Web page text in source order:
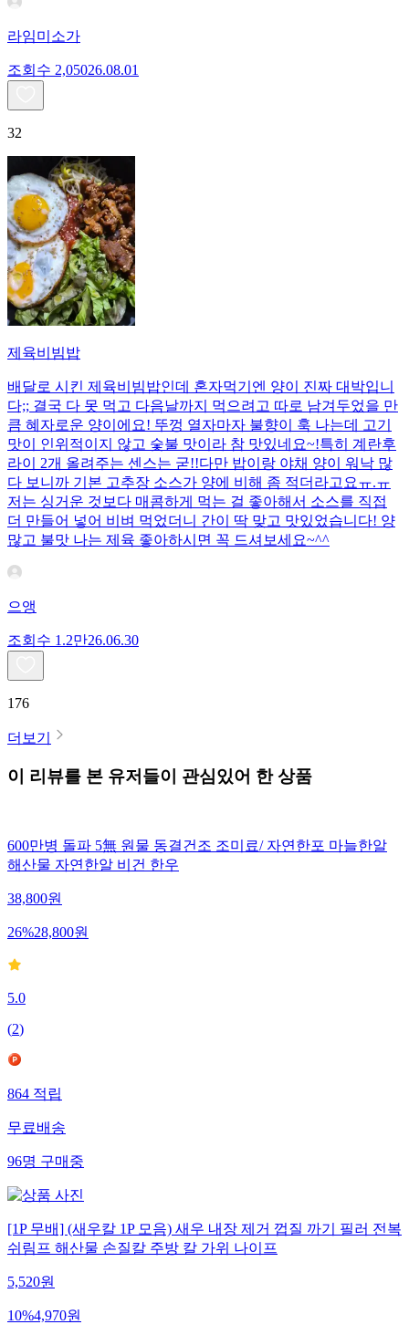
라임미소가
조회수 2,05026.08.01
32
제육비빔밥
배달로 시킨 제육비빔밥인데 혼자먹기엔 양이 진짜 대박입니
다;; 결국 다 못 먹고 다음날까지 먹으려고 따로 남겨두었을 만
큼 혜자로운 양이에요! 뚜껑 열자마자 불향이 훅 나는데 고기
맛이 인위적이지 않고 숯불 맛이라 참 맛있네요~!특히 계란후
라이 2개 올려주는 센스는 굳!! ​다만 밥이랑 야채 양이 워낙 많
다 보니까 기본 고추장 소스가 양에 비해 좀 적더라고요ㅠ.ㅠ
저는 싱거운 것보다 매콤하게 먹는 걸 좋아해서 소스를 직접
더 만들어 넣어 비벼 먹었더니 간이 딱 맞고 맛있었습니다! 양
많고 불맛 나는 제육 좋아하시면 꼭 드셔보세요~^^
으앵
조회수 1.2만26.06.30
176
더보기
이 리뷰를 본 유저들이 관심있어 한 상품
600만병 돌파 5無 원물 동결건조 조미료/ 자연한포 마늘한알
해산물 자연한알 비건 한우
38,800원
26%28,800원
5.0
(2)
864 적립
무료배송
96명 구매중
[1P 무배] (새우칼 1P 모음) 새우 내장 제거 껍질 까기 필러 전복
쉬림프 해산물 손질칼 주방 칼 가위 나이프
5,520원
10%4,970원